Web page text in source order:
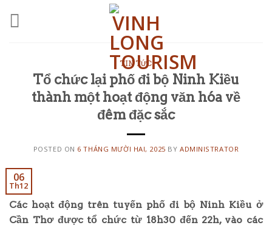
TIN TỨC
Tổ chức lại phố đi bộ Ninh Kiều
thành một hoạt động văn hóa về
đêm đặc sắc
POSTED ON 6 THÁNG MƯỜI HAI, 2025 BY ADMINISTRATOR
06
Th12
Các hoạt động trên tuyến phố đi bộ Ninh Kiều ở
Cần Thơ được tổ chức từ 18h30 đến 22h, vào các